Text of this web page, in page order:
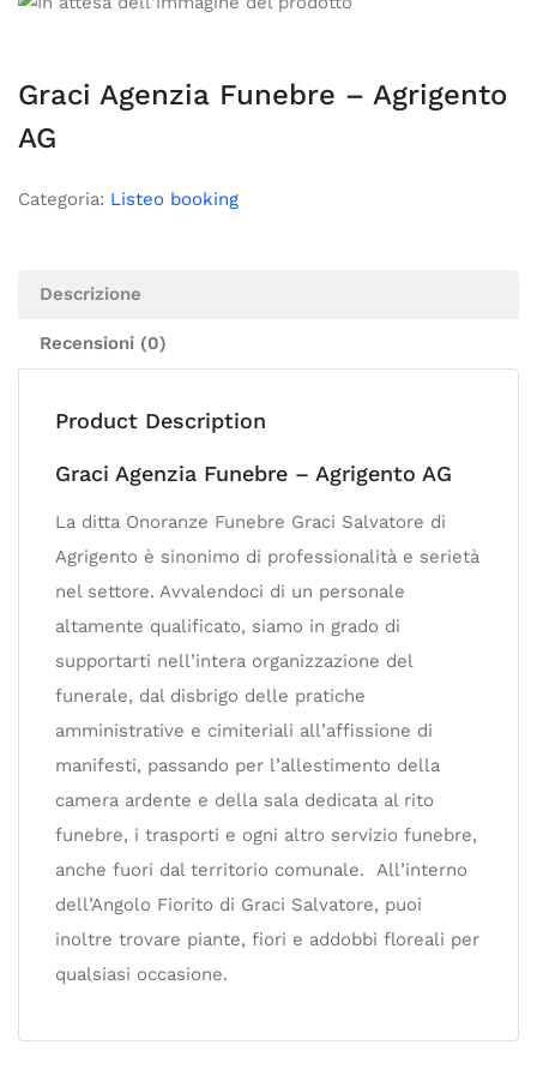
Graci Agenzia Funebre – Agrigento
AG
Categoria: Listeo booking
Descrizione
Recensioni (0)
Product Description
Graci Agenzia Funebre – Agrigento AG
La ditta Onoranze Funebre Graci Salvatore di
Agrigento è sinonimo di professionalità e serietà
nel settore. Avvalendoci di un personale
altamente qualificato, siamo in grado di
supportarti nell’intera organizzazione del
funerale, dal disbrigo delle pratiche
amministrative e cimiteriali all’affissione di
manifesti, passando per l’allestimento della
camera ardente e della sala dedicata al rito
funebre, i trasporti e ogni altro servizio funebre,
anche fuori dal territorio comunale. All’interno
dell’Angolo Fiorito di Graci Salvatore, puoi
inoltre trovare piante, fiori e addobbi floreali per
qualsiasi occasione.